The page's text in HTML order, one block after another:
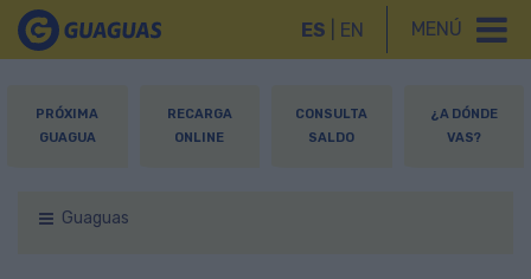
MENÚ
ES EN
PRÓXIMA
GUAGUA
RECARGA
ONLINE
CONSULTA
SALDO
¿A DÓNDE
VAS?
Guaguas